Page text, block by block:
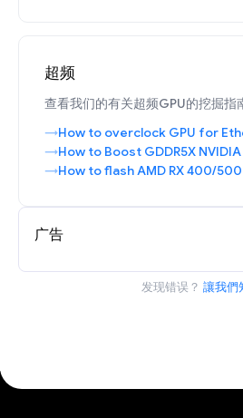
超频
查看我们的有关超频GPU的挖掘指
How to overclock GPU for
How to Boost GDDR5X NVIDIA
How to flash AMD RX 400/
广告
发现错误？ 讓我們